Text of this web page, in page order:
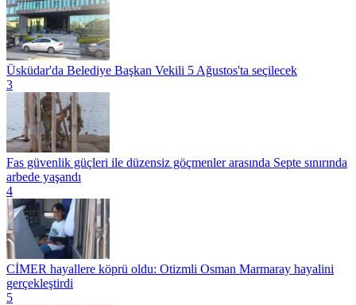
Üsküdar'da Belediye Başkan Vekili 5 Ağustos'ta seçilecek
3
Fas güvenlik güçleri ile düzensiz göçmenler arasında Septe sınırında
arbede yaşandı
4
CİMER hayallere köprü oldu: Otizmli Osman Marmaray hayalini
gerçekleştirdi
5